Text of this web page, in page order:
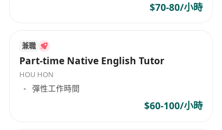
$70-80/小時
兼職
Part-time Native English Tutor
HOU HON
彈性工作時間
$60-100/小時